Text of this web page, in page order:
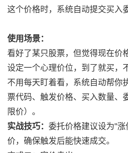
这个价格时，系统自动提交买入
使用场景：
看好了某只股票，但觉得现在价
设定一个心理价位，到了就买，
不用每天盯着看，系统自动帮你
票代码、触发价格、买入数量、
限价）。
实战技巧： 委托价格建议设为"
价，确保触发后能快速成交。